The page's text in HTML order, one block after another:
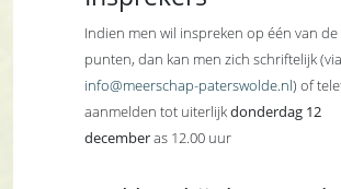
Indien men wil inspreken op één van de
punten, dan kan men zich schriftelijk (via
info@meerschap-paterswolde.nl) of
aanmelden tot uiterlijkdonderdag 12
decemberas 12.00 uur